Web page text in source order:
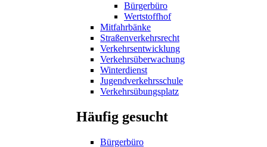
Bürgerbüro
Wertstoffhof
Mitfahrbänke
Straßenverkehrsrecht
Verkehrsentwicklung
Verkehrsüberwachung
Winterdienst
Jugendverkehrsschule
Verkehrsübungsplatz
Häufig gesucht
Bürgerbüro